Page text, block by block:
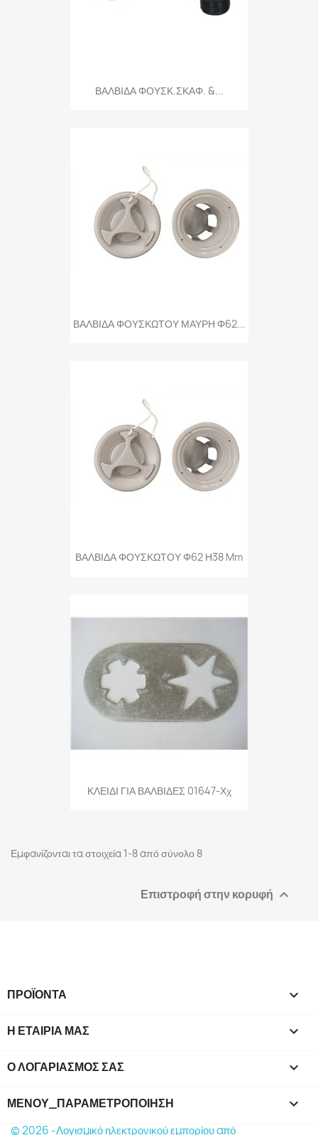
ΒΑΛΒΙΔΑ ΦΟΥΣΚ.ΣΚΑΦ. &...
ΒΑΛΒΙΔΑ ΦΟΥΣΚΩΤΟΥ ΜΑΥΡΗ Φ62...
ΒΑΛΒΙΔΑ ΦΟΥΣΚΩΤΟΥ Φ62 Η38 Mm
ΚΛΕΙΔΙ ΓΙΑ ΒΑΛΒΙΔΕΣ 01647-Χχ
Εμφανίζονται τα στοιχεία 1-8 από σύνολο 8
Επιστροφή στην κορυφή 
ΠΡΟΪΌΝΤΑ 
Η ΕΤΑΙΡΊΑ ΜΑΣ 
Ο ΛΟΓΑΡΙΑΣΜΌΣ ΣΑΣ 
ΜΕΝΟΎ_ΠΑΡΑΜΕΤΡΟΠΟΊΗΣΗ keyboard_arrow_down
© 2026 -Λογισμικό ηλεκτρονικού εμπορίου από